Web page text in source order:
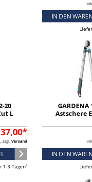
IN DEN
20
L
zzgl. Versand
1-3 Tagen¹
GARDENA
Astschere
IN DEN